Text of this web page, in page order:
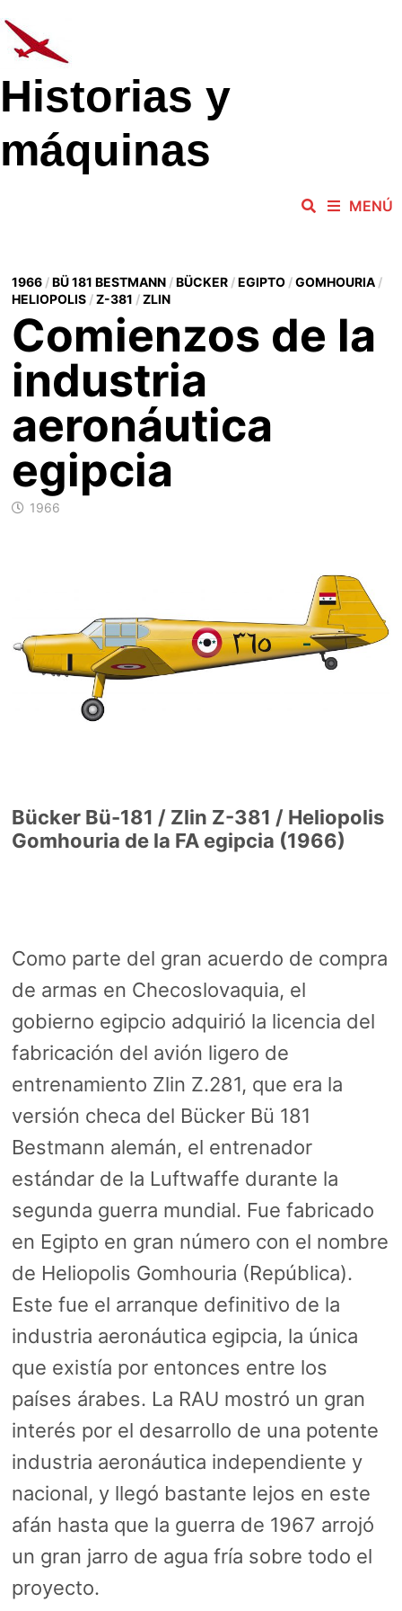
al
contenido
Historias y
máquinas
MENÚ
1966/BÜ 181 BESTMANN/BÜCKER/EGIPTO/GOMHOURIA/
HELIOPOLIS/Z-381 /ZLIN
Comienzos de la
industria
aeronáutica
egipcia
1966
Bücker Bü-181 / Zlin Z-381 / Heliopolis
Gomhouria de la FA egipcia (1966)
Como parte del gran acuerdo de compra
de armas en Checoslovaquia, el
gobierno egipcio adquirió la licencia del
fabricación del avión ligero de
entrenamiento Zlin Z.281, que era la
versión checa del Bücker Bü 181
Bestmann alemán, el entrenador
estándar de la Luftwaffe durante la
segunda guerra mundial. Fue fabricado
en Egipto en gran número con el nombre
de Heliopolis Gomhouria (República).
Este fue el arranque definitivo de la
industria aeronáutica egipcia, la única
que existía por entonces entre los
países árabes. La RAU mostró un gran
interés por el desarrollo de una potente
industria aeronáutica independiente y
nacional, y llegó bastante lejos en este
afán hasta que la guerra de 1967 arrojó
un gran jarro de agua fría sobre todo el
proyecto.